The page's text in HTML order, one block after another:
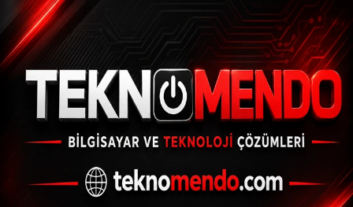
maçına hazırlanıyor
07.03.2021 - 15:23, Güncelleme: 07.03.2021 - 15:23
Sivas Belediyespor, Çarşamba günü
Manisa deplasmanında Turgutluspor ile
oynayacağı karşılaşmanın hazırlıklarını
bugün yaptığı antrenman ile sürdürdü.